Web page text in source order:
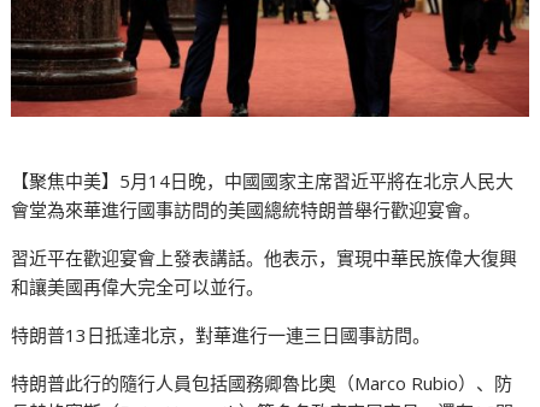
【聚焦中美】5月14日晚，中國國家主席習近平將在北京人民大
會堂為來華進行國事訪問的美國總統特朗普舉行歡迎宴會。
習近平在歡迎宴會上發表講話。他表示，實現中華民族偉大復興
和讓美國再偉大完全可以並行。
特朗普13日抵達北京，對華進行一連三日國事訪問。
特朗普此行的隨行人員包括國務卿魯比奧（Marco Rubio）、防